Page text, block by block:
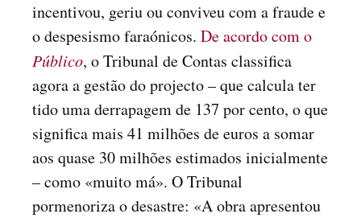
incentivou, geriu ou conviveu com a fraude e
o despesismo faraónicos. De acordo com o
Público, o Tribunal de Contas classifica
agora a gestão do projecto – que calcula ter
tido uma derrapagem de 137 por cento, o que
significa mais 41 milhões de euros a somar
aos quase 30 milhões estimados inicialmente
– como «muito má». O Tribunal
pormenoriza o desastre: «A obra apresentou